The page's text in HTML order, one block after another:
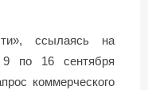
ссылаясь на
9 по 16 сентября
коммерческого